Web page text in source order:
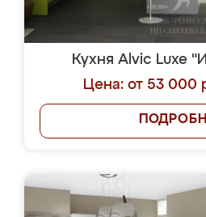
Кухня Alvic Luxe
Цена: от 53 000